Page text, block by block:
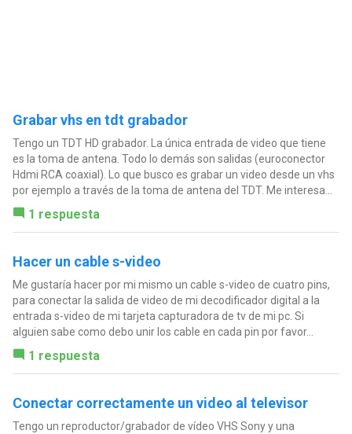
Grabar vhs en tdt grabador
Tengo un TDT HD grabador. La única entrada de video que tiene
es la toma de antena. Todo lo demás son salidas (euroconector
Hdmi RCA coaxial). Lo que busco es grabar un video desde un vhs
por ejemplo a través de la toma de antena del TDT. Me interesa...
1 respuesta
Hacer un cable s-video
Me gustaría hacer por mi mismo un cable s-video de cuatro pins,
para conectar la salida de video de mi decodificador digital a la
entrada s-video de mi tarjeta capturadora de tv de mi pc. Si
alguien sabe como debo unir los cable en cada pin por favor...
1 respuesta
Conectar correctamente un video al televisor
Tengo un reproductor/grabador de vídeo VHS Sony y una